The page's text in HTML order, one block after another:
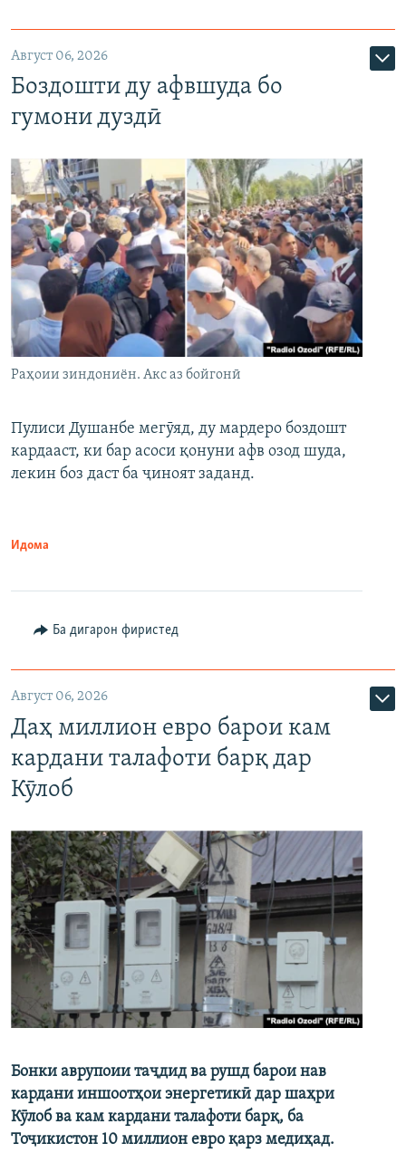
Август 06, 2026
Боздошти ду афвшуда бо
гумони дуздӣ
Раҳоии зиндониён. Акс аз бойгонӣ
Пулиси Душанбе мегӯяд, ду мардеро боздошт
кардааст, ки бар асоси қонуни афв озод шуда,
лекин боз даст ба ҷиноят заданд.
Идома
Ба дигарон фиристед
Август 06, 2026
Даҳ миллион евро барои кам
кардани талафоти барқ дар
Кӯлоб
Бонки аврупоии таҷдид ва рушд барои нав
кардани иншоотҳои энергетикӣ дар шаҳри
Кӯлоб ва кам кардани талафоти барқ, ба
Тоҷикистон 10 миллион евро қарз медиҳад.